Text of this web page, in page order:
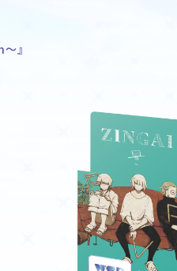
Title
作品タイトル
Rule / Q&A
ルール/Q&A
』